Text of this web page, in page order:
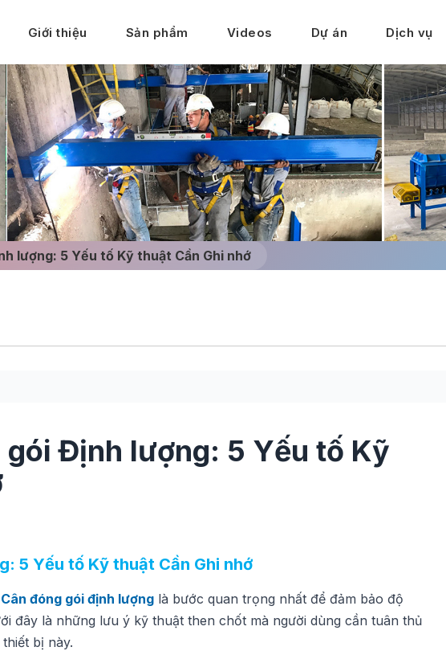
Giới thiệu Sản phẩm Videos Dự án Dịch vụ
lượng: 5 Yếu tố Kỹ thuật Cần Ghi nhớ
gói Định lượng: 5 Yếu tố Kỹ
5 Yếu tố Kỹ thuật Cần Ghi nhớ
Cân đóng gói định lượng là bước quan trọng nhất để đảm bảo độ
đây là những lưu ý kỹ thuật then chốt mà người dùng cần tuân thủ
bị này.